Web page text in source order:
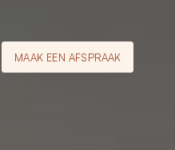
MAAK EEN AFSPRAAK